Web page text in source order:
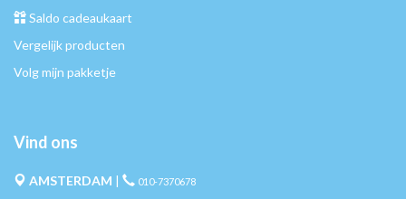
Saldo cadeaukaart
Vergelijk producten
Volg mijn pakketje
Vind ons
AMSTERDAM | 010-7370678